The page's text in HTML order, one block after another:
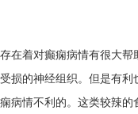
在着对癫痫病情有很大
损的神经组织。但是有
病情不利的。这类较辣